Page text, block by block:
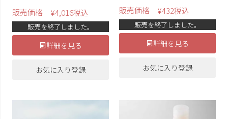
販売価格 ¥4,016税込
販売を終了しました。
詳細を見る
お気に入り登録
販売価格 ¥432税込
販売を終了しました。
詳細を見る
お気に入り登録